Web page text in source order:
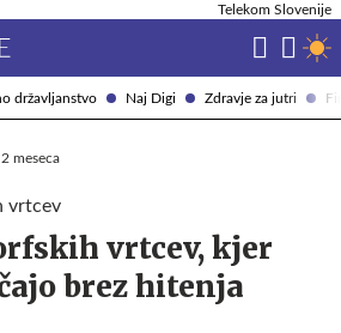
državljanstvo Naj Digi Zdravje za jutri
Telekom Slovenije
2 meseca
vrtcev
vrtcev, kjer
brez hitenja